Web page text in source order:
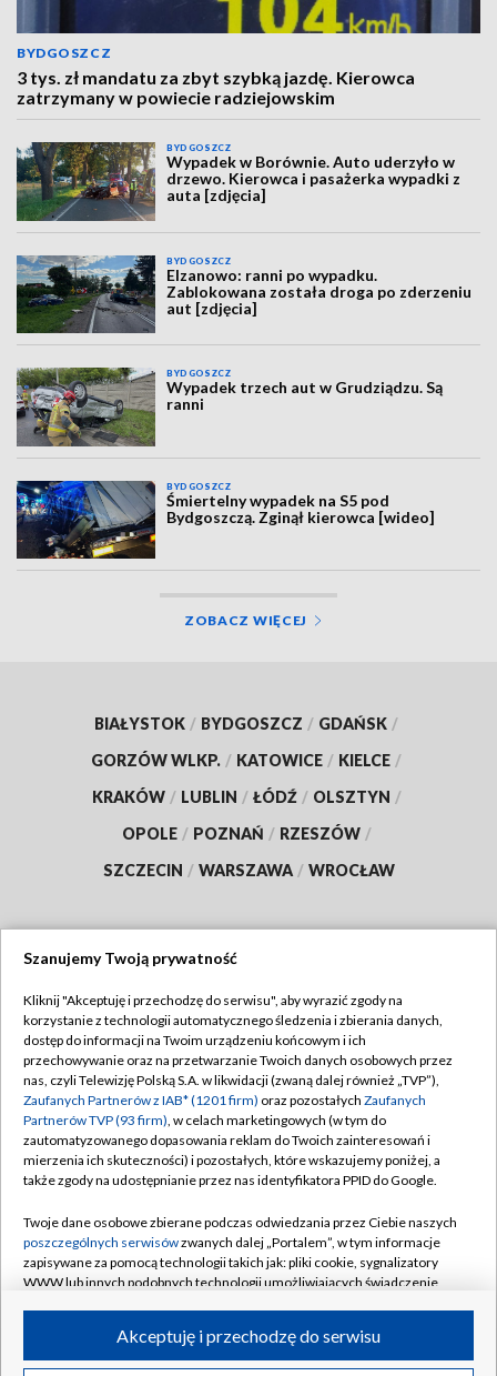
BYDGOSZCZ
3 tys. zł mandatu za zbyt szybką jazdę. Kierowca
zatrzymany w powiecie radziejowskim
BYDGOSZCZ
Wypadek w Borównie. Auto uderzyło w
drzewo. Kierowca i pasażerka wypadki z
auta [zdjęcia]
BYDGOSZCZ
Elzanowo: ranni po wypadku.
Zablokowana została droga po zderzeniu
aut [zdjęcia]
BYDGOSZCZ
Wypadek trzech aut w Grudziądzu. Są
ranni
BYDGOSZCZ
Śmiertelny wypadek na S5 pod
Bydgoszczą. Zginął kierowca [wideo]
ZOBACZ WIĘCEJ
BIAŁYSTOK / BYDGOSZCZ / GDAŃSK /
GORZÓW WLKP. / KATOWICE / KIELCE /
KRAKÓW / LUBLIN / ŁÓDŹ / OLSZTYN /
OPOLE / POZNAŃ / RZESZÓW /
SZCZECIN / WARSZAWA / WROCŁAW
TVP
Abonament TVP
Emisja w TVP
Centrum informacji TVP
Naziemna Telewizja Cyfrowa
Rada Programowa
System NOS
Informacje o nadawcy
Program dla prasy
Regulamin TVP
Polityka prywatności
Moje zgody
Pomoc
Kontakt
Kanały
©2026 Telewizja Polska S.A. w likwidacji
Szanujemy Twoją prywatność
Kliknij "Akceptuję i przechodzę do serwisu", aby wyrazić zgody na
korzystanie z technologii automatycznego śledzenia i zbierania danych,
dostęp do informacji na Twoim urządzeniu końcowym i ich
przechowywanie oraz na przetwarzanie Twoich danych osobowych przez
nas, czyli Telewizję Polską S.A. w likwidacji (zwaną dalej również „TVP”),
Zaufanych Partnerów z IAB* (1201 firm) oraz pozostałych Zaufanych
Partnerów TVP (93 firm), w celach marketingowych (w tym do
zautomatyzowanego dopasowania reklam do Twoich zainteresowań i
mierzenia ich skuteczności) i pozostałych, które wskazujemy poniżej, a
także zgody na udostępnianie przez nas identyfikatora PPID do Google.
Twoje dane osobowe zbierane podczas odwiedzania przez Ciebie naszych
poszczególnych serwisówzwanych dalej „Portalem”, w tym informacje
zapisywane za pomocą technologii takich jak: pliki cookie, sygnalizatory
WWW lub innych podobnych technologii umożliwiających świadczenie
ruchu w Internecie.Akceptuję i przechodzę do serwisu